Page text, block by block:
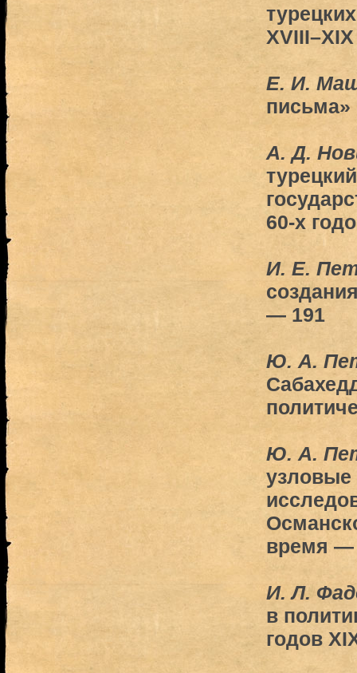
Е. И.
А. Д.
60-х
И. Е.
— 191
Ю. А.
Ю. А.
время —
И. Л.
в
годов